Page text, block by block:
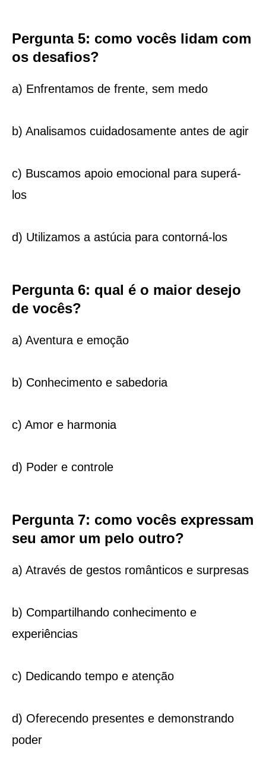
Pergunta 5: como vocês lidam com
os desafios?
a) Enfrentamos de frente, sem medo
b) Analisamos cuidadosamente antes de agir
c) Buscamos apoio emocional para superá-
los
d) Utilizamos a astúcia para contorná-los
Pergunta 6: qual é o maior desejo
de vocês?
a) Aventura e emoção
b) Conhecimento e sabedoria
c) Amor e harmonia
d) Poder e controle
Pergunta 7: como vocês expressam
seu amor um pelo outro?
a) Através de gestos românticos e surpresas
b) Compartilhando conhecimento e
experiências
c) Dedicando tempo e atenção
d) Oferecendo presentes e demonstrando
poder